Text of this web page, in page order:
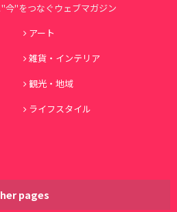
今"をつなぐウェブマガジン
アート
雑貨・インテリア
観光・地域
ライフスタイル
pages